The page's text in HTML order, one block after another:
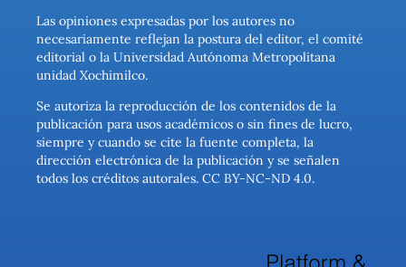
Las opiniones expresadas por los autores no
necesariamente reflejan la postura del editor, el comité
editorial o la Universidad Autónoma Metropolitana
unidad Xochimilco.
Se autoriza la reproducción de los contenidos de la
publicación para usos académicos o sin fines de lucro,
siempre y cuando se cite la fuente completa, la
dirección electrónica de la publicación y se señalen
todos los créditos autorales. CC BY-NC-ND 4.0.